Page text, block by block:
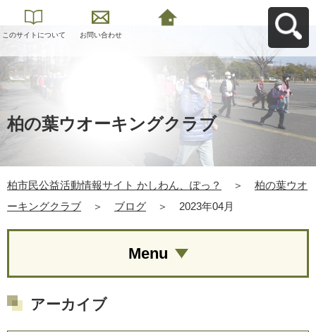
このサイトについて お問い合わせ
柏の葉ウオーキングクラブ
柏市民公益活動情報サイト かしわん、ぽっ？ ＞
柏の葉ウオ
ーキングクラブ
＞ ブログ ＞ 2023年04月
Menu
アーカイブ